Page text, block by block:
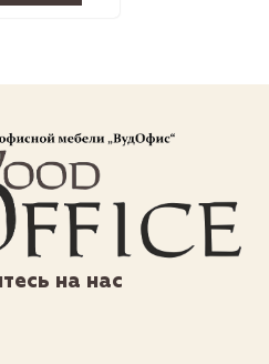
на нас